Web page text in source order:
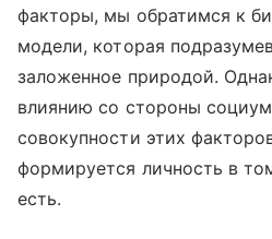
факторы, мы обратимся к
модели, которая
заложенное природой.
влиянию со стороны
совокупности этих
формируется личность в
есть.